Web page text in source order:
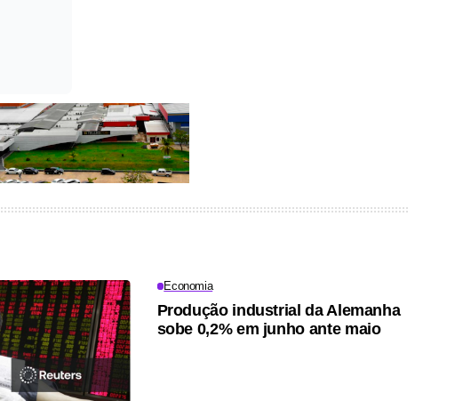
Economia
Produção industrial da Alemanha
sobe 0,2% em junho ante maio